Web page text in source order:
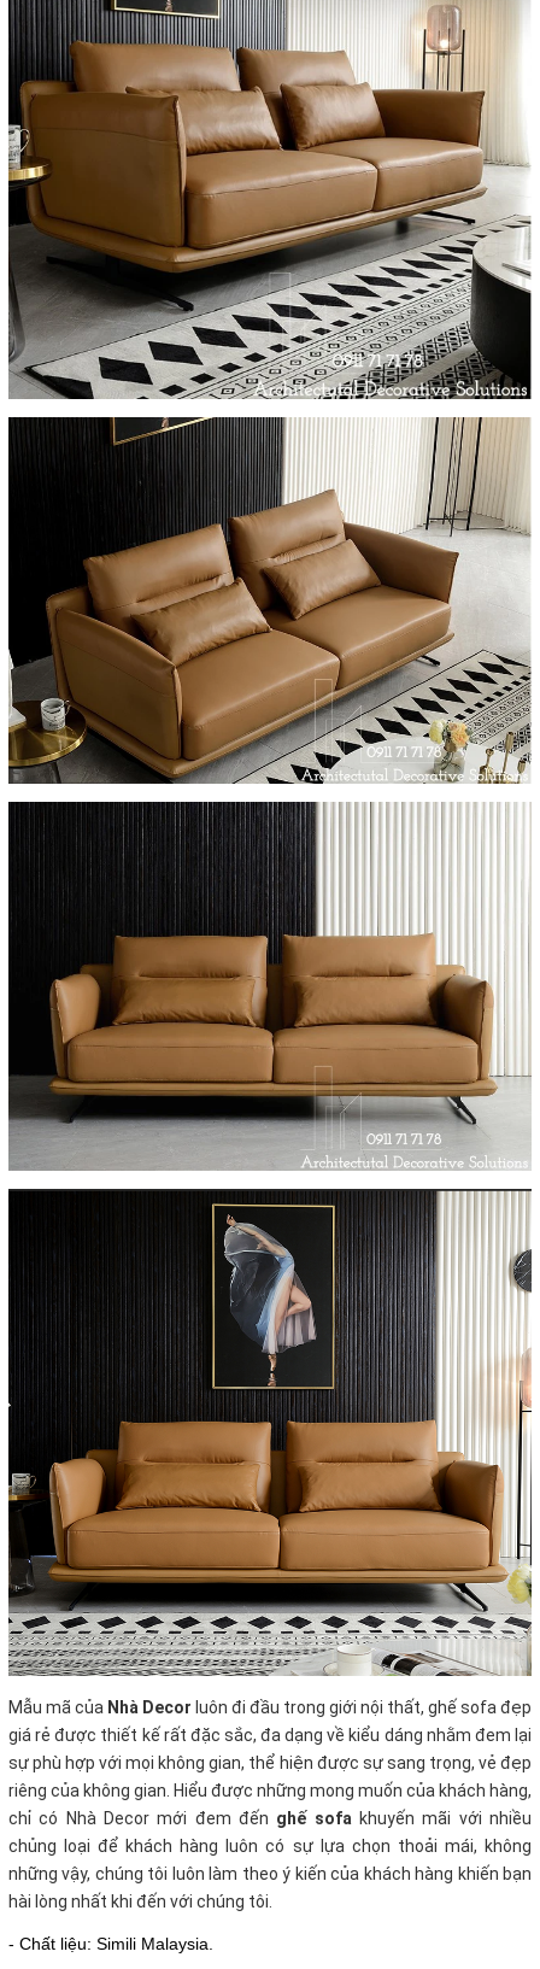
Mẫu mã của Nhà Decor luôn đi đầu trong giới nội thất, ghế sofa đẹp
giá rẻ được thiết kế rất đặc sắc, đa dạng về kiểu dáng nhằm đem lại
sự phù hợp với mọi không gian, thể hiện được sự sang trọng, vẻ đẹp
riêng của không gian. Hiểu được những mong muốn của khách hàng,
chỉ có Nhà Decor mới đem đến ghế sofa khuyến mãi với nhiều
chủng loại để khách hàng luôn có sự lựa chọn thoải mái, không
những vậy, chúng tôi luôn làm theo ý kiến của khách hàng khiến bạn
hài lòng nhất khi đến với chúng tôi.
- Chất liệu: Simili Malaysia.